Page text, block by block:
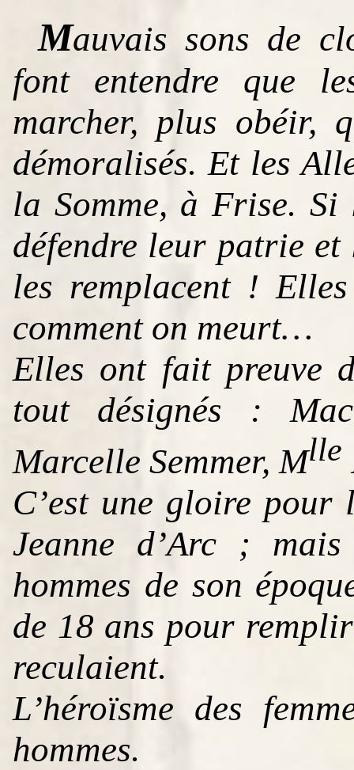
Mauvais sons de
font entendre que
marcher, plus obéir,
démoralisés. Et les
la Somme, à Frise. Si
défendre leur patrie et
les remplacent !
comment on meurt…
Elles ont fait preuve
tout désignés :
Marcelle Semmer, Mlle
C’est une gloire
Jeanne d’Arc ;
hommes de son
de 18 ans pour
reculaient.
L’héroïsme des
hommes.